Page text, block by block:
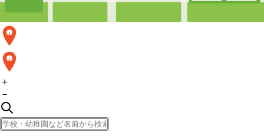
1
2
＋
－